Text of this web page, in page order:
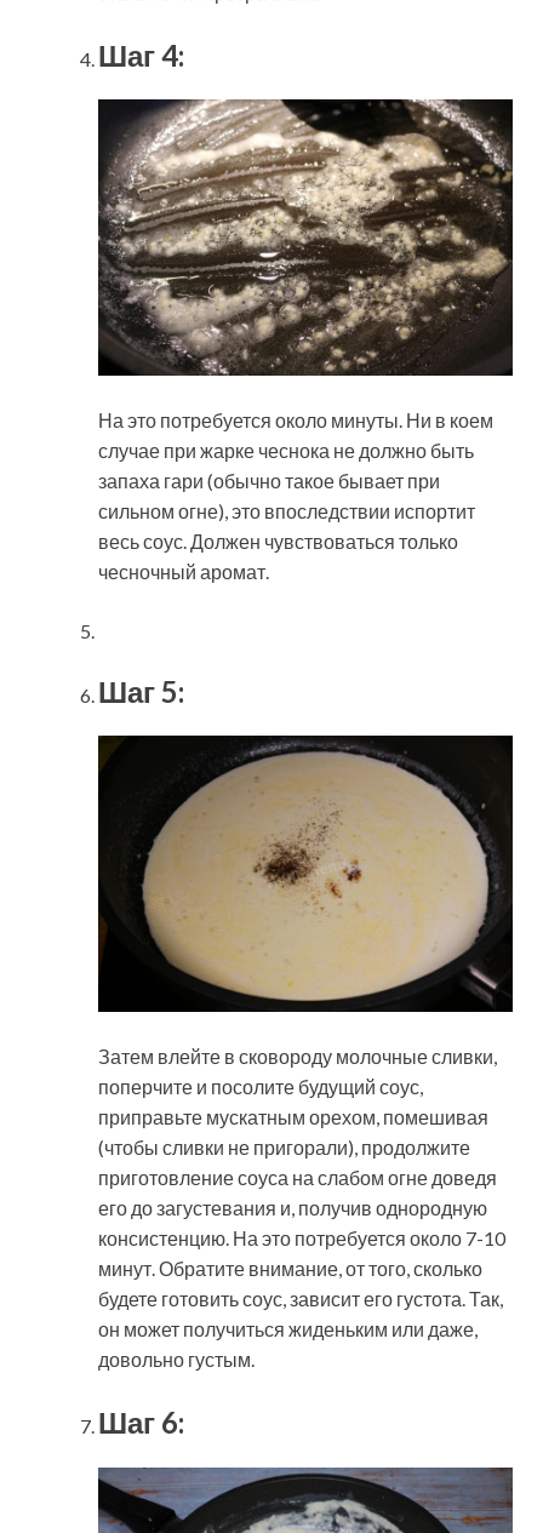
Шаг 4:
На это потребуется около минуты. Ни в коем
случае при жарке чеснока не должно быть
запаха гари (обычно такое бывает при
сильном огне), это впоследствии испортит
весь соус. Должен чувствоваться только
чесночный аромат.
Шаг 5:
Затем влейте в сковороду молочные сливки,
поперчите и посолите будущий соус,
приправьте мускатным орехом, помешивая
(чтобы сливки не пригорали), продолжите
приготовление соуса на слабом огне доведя
его до загустевания и, получив однородную
консистенцию. На это потребуется около 7-10
минут. Обратите внимание, от того, сколько
будете готовить соус, зависит его густота. Так,
он может получиться жиденьким или даже,
довольно густым.
Шаг 6: